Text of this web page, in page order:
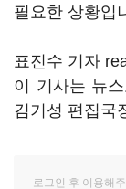
필요한 상황입
표진수 기자
이 기사는 뉴
김기성 편집국